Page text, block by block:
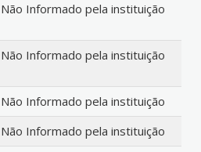
Não Informado pela instituição
Não Informado pela instituição
Não Informado pela instituição
Não Informado pela instituição